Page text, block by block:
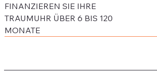
FINANZIEREN SIE IHRE
TRAUMUHR ÜBER 6 BIS 120
MONATE